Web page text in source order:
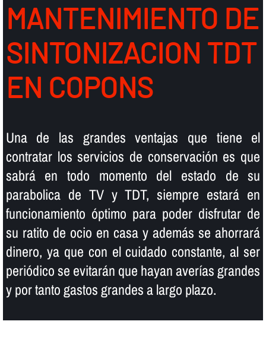
MANTENIMIENTO DE
SINTONIZACION TDT
EN COPONS
Una de las grandes ventajas que tiene el
contratar los servicios de conservación es que
sabrá en todo momento del estado de su
parabolica de TV y TDT, siempre estará en
funcionamiento óptimo para poder disfrutar de
su ratito de ocio en casa y además se ahorrará
dinero, ya que con el cuidado constante, al ser
periódico se evitarán que hayan averí­as grandes
y por tanto gastos grandes a largo plazo.